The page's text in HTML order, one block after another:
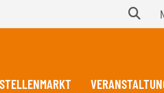
STELLENMARKT